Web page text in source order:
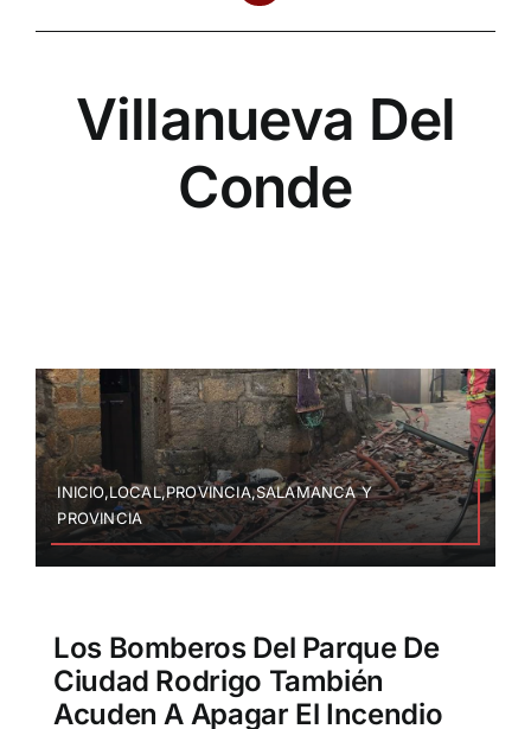
Villanueva Del
Conde
INICIO,LOCAL,PROVINCIA,SALAMANCA Y
PROVINCIA
Los Bomberos Del Parque De
Ciudad Rodrigo También
Acuden A Apagar El Incendio